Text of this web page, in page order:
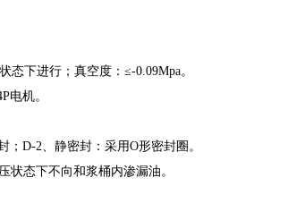
态下进行；真空度：≤-0.09Mpa。
电机。
；D-2、静密封：采用O形密封圈。
状态下不向和浆桶内渗漏油。